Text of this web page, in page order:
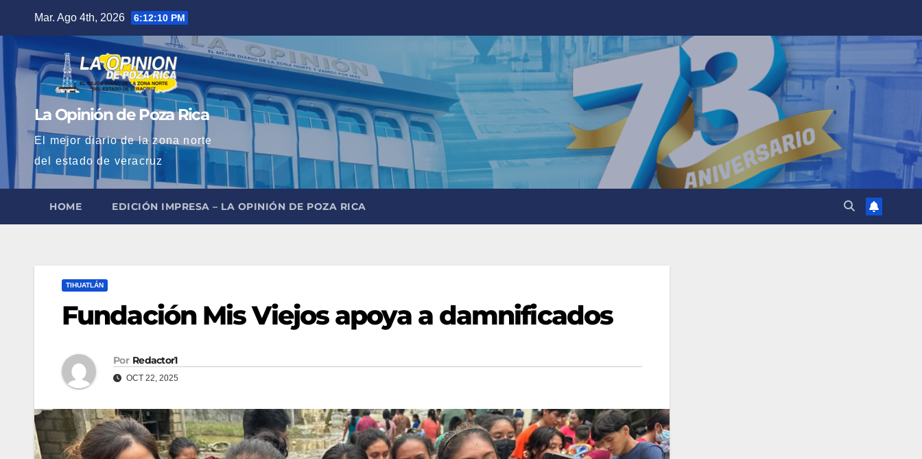
contenido
Mar. Ago 4th, 2026 6:12:11 PM
La Opinión de Poza Rica
El mejor diario de la zona norte
del estado de veracruz
HOME EDICIÓN IMPRESA – LA OPINIÓN DE POZA RICA
TIHUATLÁN
Fundación Mis Viejos apoya a damnificados
Por Redactor1
OCT 22, 2025